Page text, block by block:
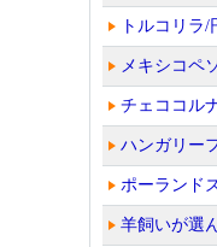
トルコリラ
メキシコペ
チェココル
ハンガリー
ポーランド
羊飼いが選